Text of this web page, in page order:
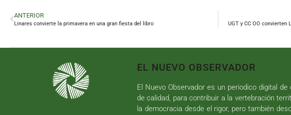
ANTERIOR
Linares convierte la primavera en una gran fiesta del libro
EL NUEVO OBSERVADOR
El Nuevo Observador es un periodico digital
de calidad, para contribuir a la vertebración
la democracia desde el rigor, pero también